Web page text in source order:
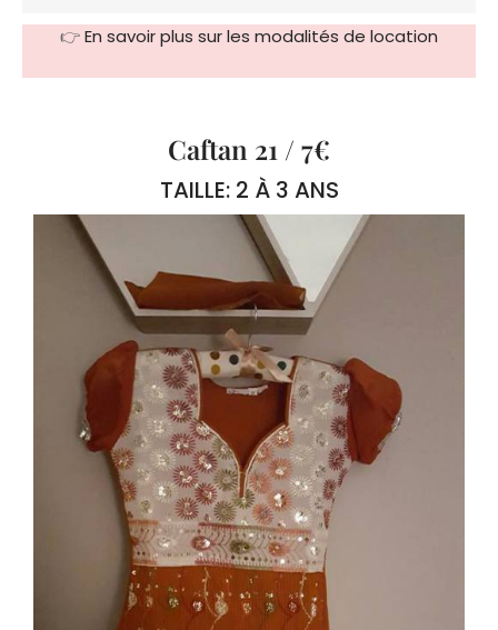
👉En savoir plus sur les modalités de location
Caftan 21 / 7€
TAILLE: 2 À 3 ANS